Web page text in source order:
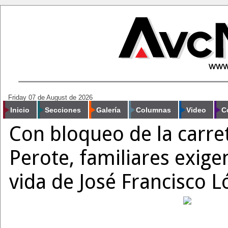
Friday 07 de August de 2026
Inicio Secciones Galería Columnas Video
Con bloqueo de la
Perote, familiares
vida de José Francisco